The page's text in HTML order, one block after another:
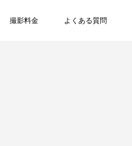
撮影料金 よくある質問